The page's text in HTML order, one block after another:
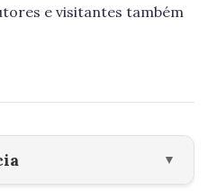
e visitantes também
▼